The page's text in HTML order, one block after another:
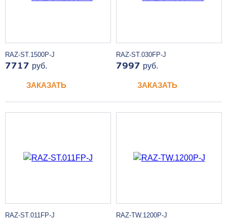
RAZ-ST.1500P-J
7717 руб.
ЗАКАЗАТЬ
RAZ-ST.030FP-J
7997 руб.
ЗАКАЗАТЬ
RAZ-ST.011FP-J RAZ-TW.1200P-J